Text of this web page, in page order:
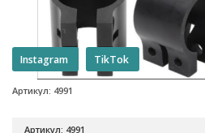
Артикул: 4991
Instagram TikTok
Артикул: 4991